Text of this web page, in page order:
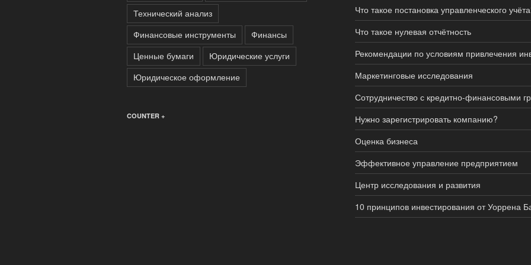
Технический анализ
Финансовые инструменты
Финансы
Ценные бумаги
Юридические услуги
Юридическое оформление
COUNTER +
Что такое постановка управленческого
Что такое нулевая отчётность
Рекомендации по условиям привлечения
Маркетинговые исследования
Сотрудничество с кредитно-финансовыми
Нужно зарегистрировать компанию?
Оценка бизнеса
Эффективное управление предприятием
Центр исследования и развития
10 принципов инвестирования от Уоррена